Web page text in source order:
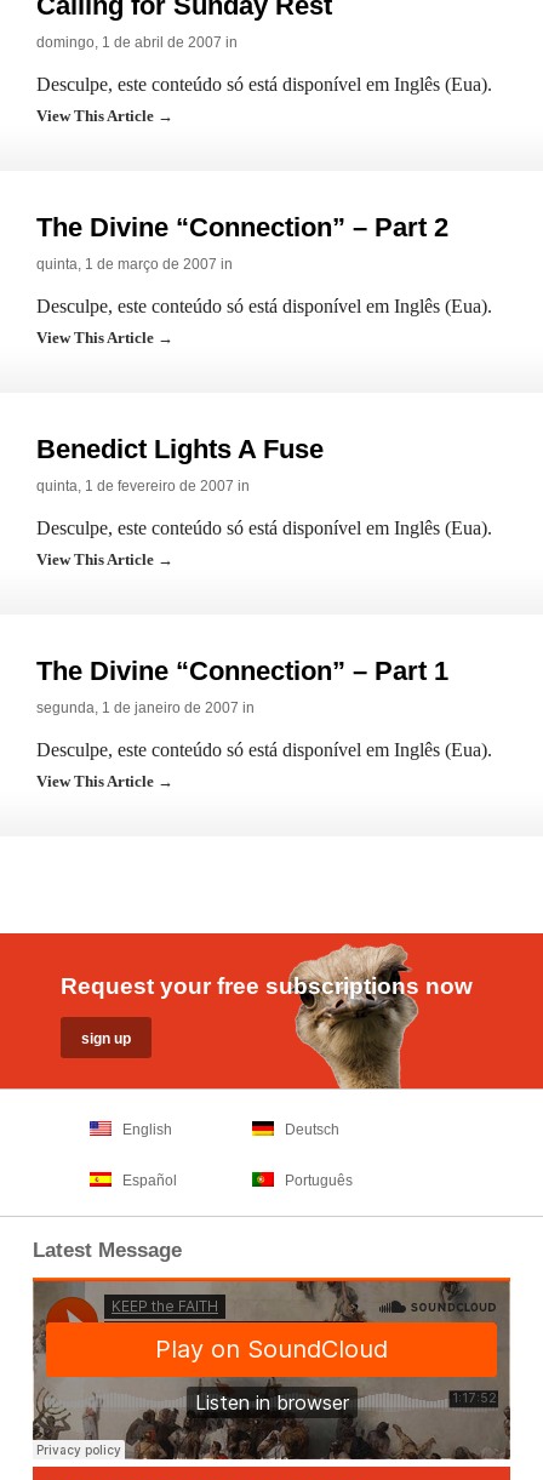
domingo, 1 de abril de 2007 in
Desculpe, este conteúdo só está disponível em Inglês (Eua).
View This Article →
The Divine “Connection” – Part 2
quinta, 1 de março de 2007 in
Desculpe, este conteúdo só está disponível em Inglês (Eua).
View This Article →
Benedict Lights A Fuse
quinta, 1 de fevereiro de 2007 in
Desculpe, este conteúdo só está disponível em Inglês (Eua).
View This Article →
The Divine “Connection” – Part 1
segunda, 1 de janeiro de 2007 in
Desculpe, este conteúdo só está disponível em Inglês (Eua).
View This Article →
Request your free subscriptions now
English Deutsch
Español Português
Latest Message